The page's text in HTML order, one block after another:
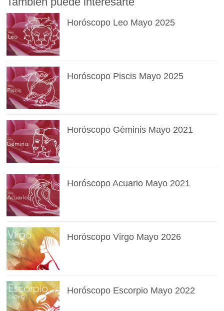
Horóscopo Leo Mayo 2025
Horóscopo Piscis Mayo 2025
Horóscopo Géminis Mayo 2021
Horóscopo Acuario Mayo 2021
Horóscopo Virgo Mayo 2026
Horóscopo Escorpio Mayo 2022